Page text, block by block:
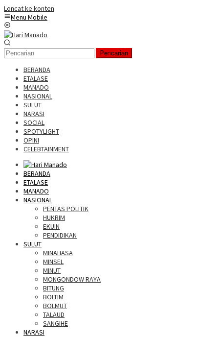
Loncat ke konten
Menu Mobile
Pencarian
BERANDA
ETALASE
MANADO
NASIONAL
SULUT
NARASI
SOCIAL
SPOTYLIGHT
OPINI
CELEBTAINMENT
BERANDA
ETALASE
MANADO
NASIONAL
PENTAS POLITIK
HUKRIM
EKUIN
PENDIDIKAN
SULUT
MINAHASA
MINSEL
MINUT
MONGONDOW RAYA
BITUNG
BOLTIM
BOLMUT
TALAUD
SANGIHE
NARASI